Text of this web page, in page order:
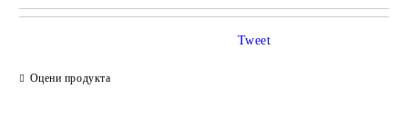
Оцени продукта
Tweet